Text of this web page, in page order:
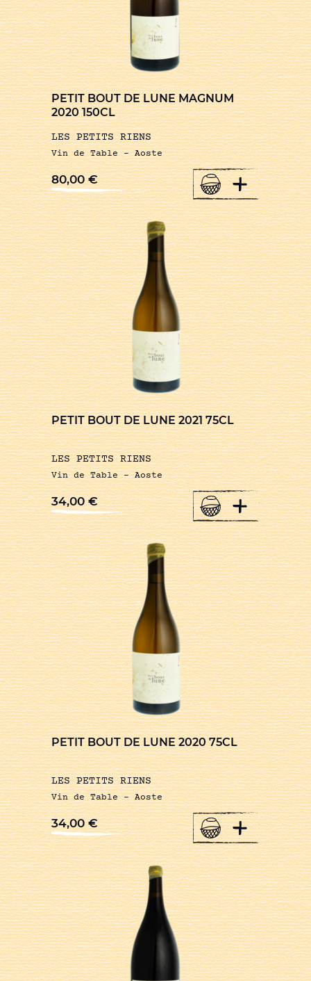
PETIT BOUT DE LUNE MAGNUM
2020 150CL
LES PETITS RIENS
Vin de Table – Aoste
80,00€ +
PETIT BOUT DE LUNE 2021 75CL
LES PETITS RIENS
Vin de Table – Aoste
34,00€ +
PETIT BOUT DE LUNE 2020 75CL
LES PETITS RIENS
Vin de Table – Aoste
34,00€ +